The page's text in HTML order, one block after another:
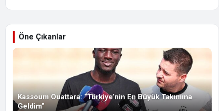
Öne Çıkanlar
Kassoum Ouattara: “Türkiye’nin En Büyük Takımına
Geldim”